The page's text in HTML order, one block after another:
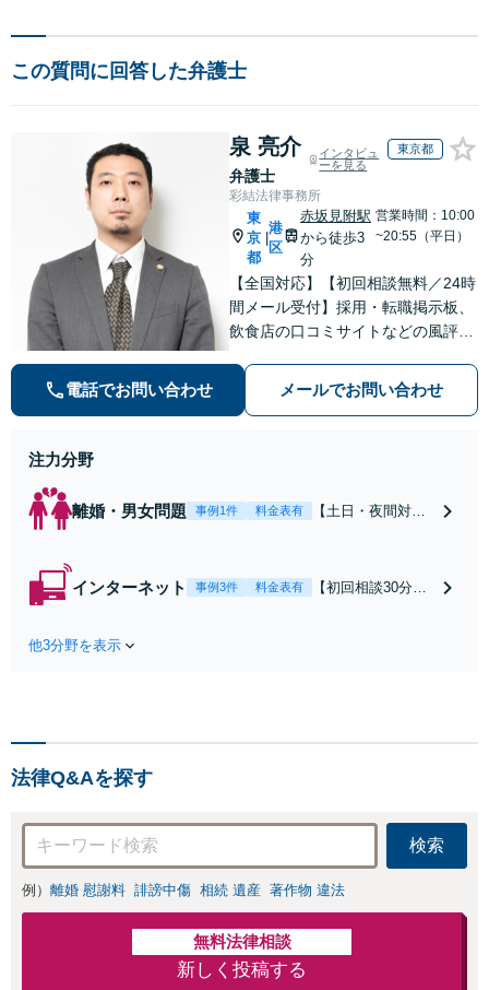
この質問に回答した弁護士
泉 亮介
弁護士
インタビュ
ーを見る
東京都
彩結法律事務所
東
京
都
港
区
赤坂見附駅
から徒歩3
分
営業時間：10:00
~20:55（平日）
【全国対応】【初回相談無料／24時
間メール受付】採用・転職掲示板、
飲食店の口コミサイトなどの風評被
の種類を問わず相談可。可能な限り
早期対応で駆けつけサポート【労
電話でお問い合わせ メールでお問い合わせ
注力分野
離婚・男女問題 事例1件 料金表有
【土日・夜間対応
れたら、サインす
インターネット 事例3件 料金表有
【初回相談30分無
お店の風評被害対
応可：開示請求の
意見照会が来たと
きの対処法、被害
者との示談交渉
他3分野を表示
法律Q&Aを探す
検索
例） 離婚 慰謝料 誹謗中傷 相続 遺産 著作物 違法
無料法律相談
新しく投稿する